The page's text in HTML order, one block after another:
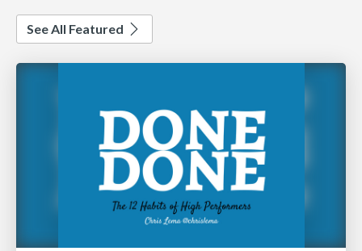
See All Featured